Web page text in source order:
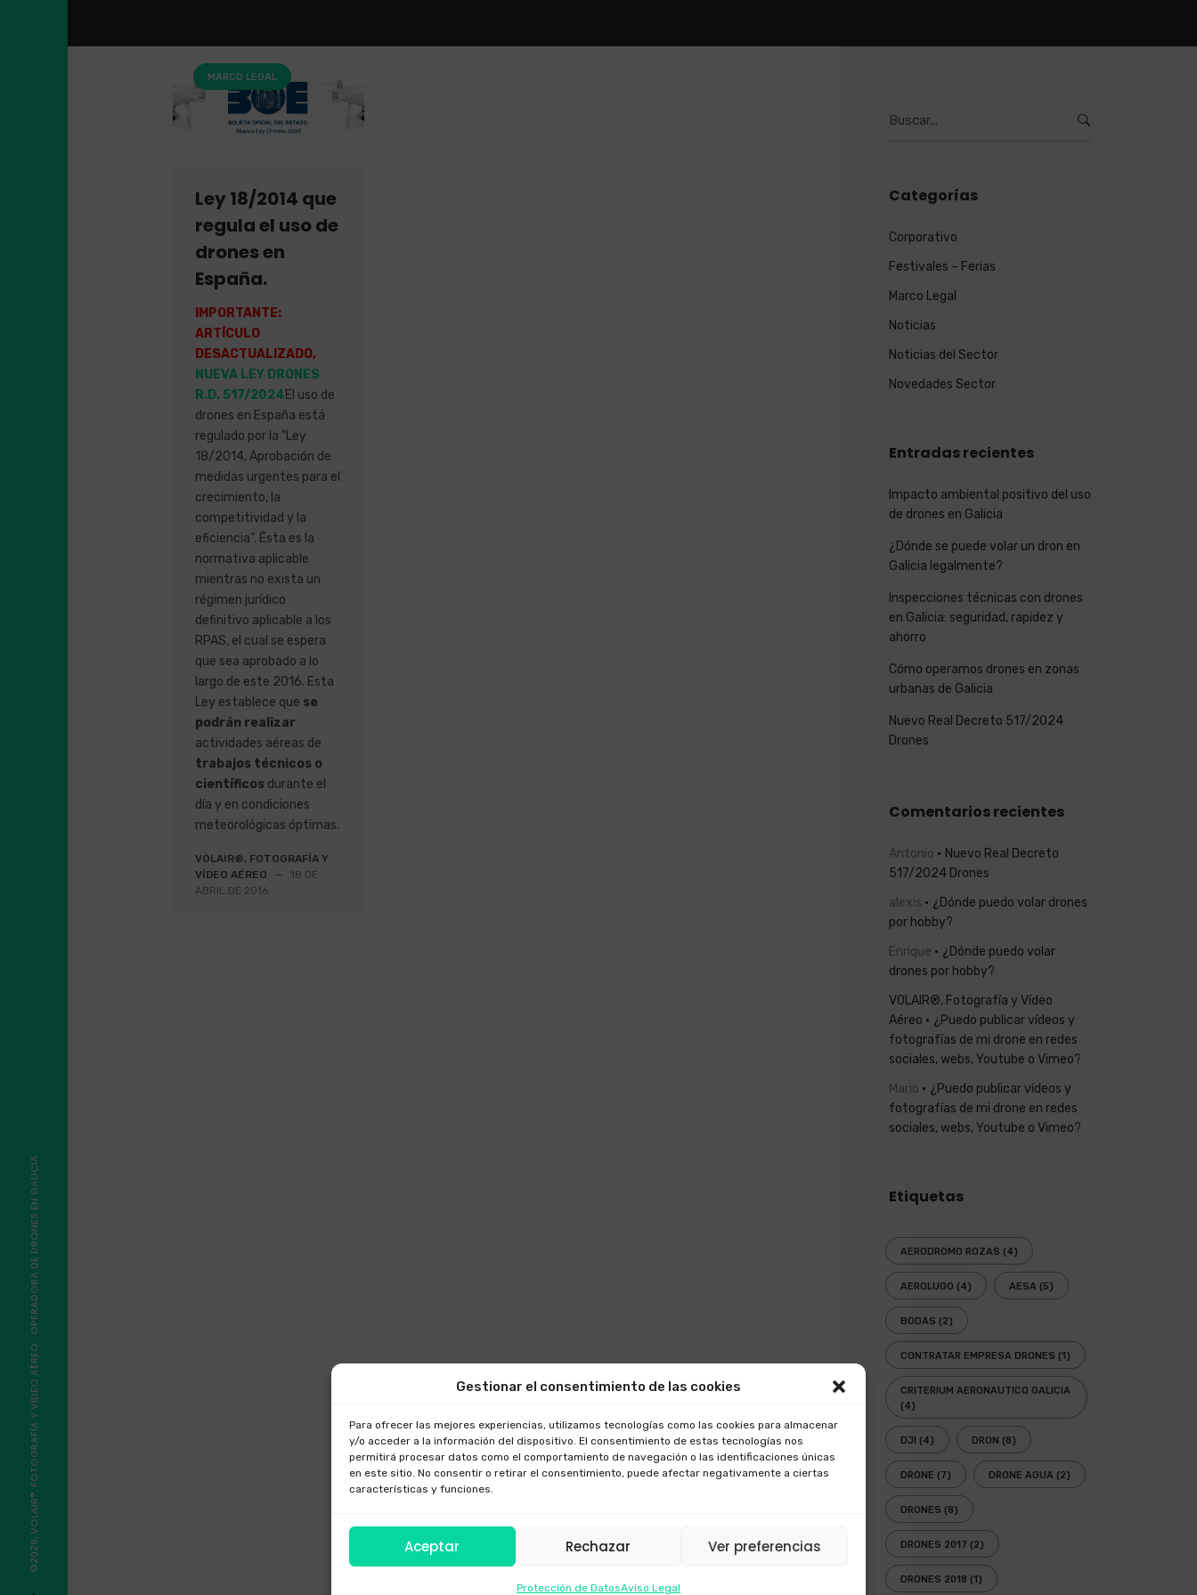
Gestionar el consentimiento de las cookies
Para ofrecer las mejores experiencias, utilizamos tecnologías como las cookies para almacenar
y/o acceder a la información del dispositivo. El consentimiento de estas tecnologías nos
permitirá procesar datos como el comportamiento de navegación o las identificaciones únicas
en este sitio. No consentir o retirar el consentimiento, puede afectar negativamente a ciertas
características y funciones.
Aceptar Rechazar Ver preferencias
Protección de DatosAviso Legal
©2026, VOLAIR®, FOTOGRAFÍA Y VÍDEO AÉREO · OPERADORA DE DRONES EN GALICIA
MARCO LEGAL
Ley 18/2014 que
regula el uso de
drones en
España.
IMPORTANTE:
ARTÍCULO
DESACTUALIZADO,
NUEVA LEY DRONES
R.D. 517/2024El uso de
drones en España está
regulado por la "Ley
18/2014, Aprobación de
medidas urgentes para el
crecimiento, la
competitividad y la
eficiencia". Ésta es la
normativa aplicable
mientras no exista un
régimen jurídico
definitivo aplicable a los
RPAS, el cual se espera
que sea aprobado a lo
largo de este 2016. Esta
Ley establece que se
podrán realizar
actividades aéreas de
trabajos técnicos o
científicos durante el
día y en condiciones
meteorológicas óptimas.
VOLAIR®, FOTOGRAFÍA Y
VÍDEO AÉREO
—
18 DE
ABRIL DE 2016
Categorías
Corporativo
Festivales – Ferias
Marco Legal
Noticias
Noticias del Sector
Novedades Sector
Entradas recientes
Impacto ambiental positivo del uso
de drones en Galicia
¿Dónde se puede volar un dron en
Galicia legalmente?
Inspecciones técnicas con drones
en Galicia: seguridad, rapidez y
ahorro
Cómo operamos drones en zonas
urbanas de Galicia
Nuevo Real Decreto 517/2024
Drones
Comentarios recientes
Antonio
Nuevo Real Decreto
517/2024 Drones
alexis
¿Dónde puedo volar drones
por hobby?
Enrique
¿Dónde puedo volar
drones por hobby?
VOLAIR®, Fotografía y Vídeo
Aéreo
¿Puedo publicar vídeos y
fotografías de mi drone en redes
sociales, webs, Youtube o Vimeo?
Mario
¿Puedo publicar vídeos y
fotografías de mi drone en redes
sociales, webs, Youtube o Vimeo?
Etiquetas
AERODROMO ROZAS (4)
AEROLUGO (4) AESA (5)
BODAS (2)
CONTRATAR EMPRESA DRONES (1)
CRITERIUM AERONAUTICO GALICIA
(4)
DJI (4) DRON (8)
DRONE (7) DRONE AGUA (2)
DRONES (8)
DRONES 2017 (2)
DRONES 2018 (1)